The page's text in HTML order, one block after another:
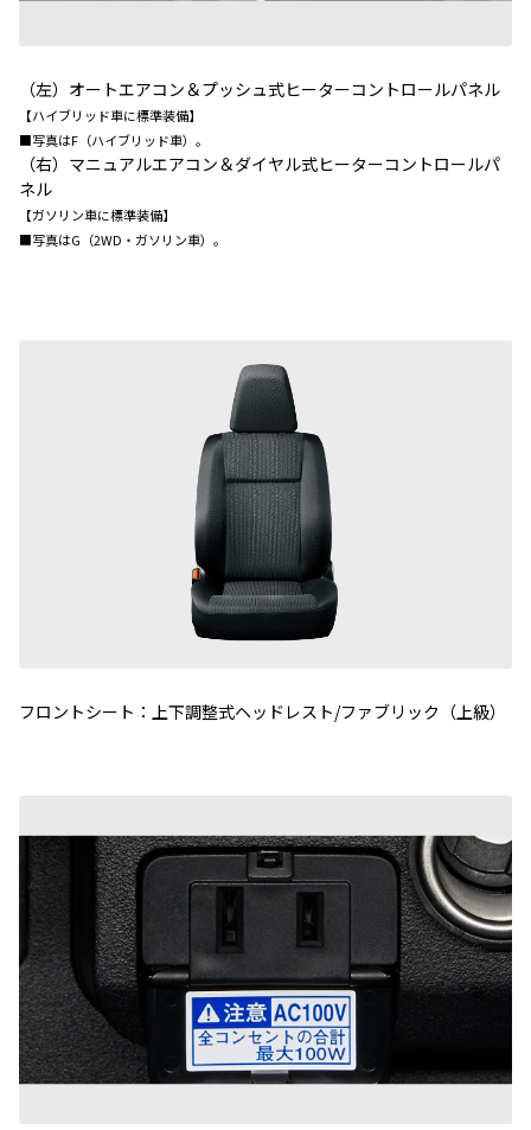
（左）オートエアコン＆プッシュ式ヒーターコントロールパネル
【ハイブリッド車に標準装備】
■写真はF（ハイブリッド車）。
（右）マニュアルエアコン＆ダイヤル式ヒーターコントロールパ
ネル
【ガソリン車に標準装備】
■写真はG（2WD・ガソリン車）。
フロントシート：上下調整式ヘッドレスト/ファブリック（上級）